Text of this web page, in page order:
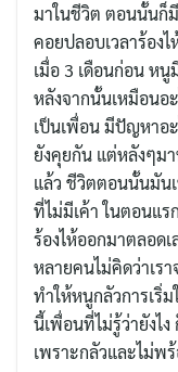
มาในชีวิต ตอนนั้นก็
คอยปลอบเวลาร้อง
เมื่อ 3 เดือนก่อน ห
หลังจากนั้นเหมือนอ
เป็นเพื่อน มีปัญหาอ
ยังคุยกัน แต่หลังๆมา
แล้ว ชีวิตตอนนั้นมัน
ที่ไม่มีเค้า ในตอนแ
ร้องไห้ออกมาตลอ
หลายคนไม่คิดว่าเร
ทำให้หนูกลัวการเริ่
นี้เพื่อนที่ไม่รู้ว่ายังไ
เพราะกลัวและไม่พ